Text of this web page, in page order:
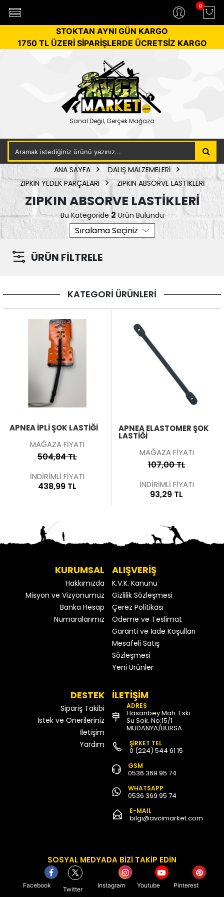
0
STOKTAN AYNI GÜN KARGO
1750 TL ÜZERİ SİPARİŞLERDE ÜCRETSİZ KARGO
Sanal Değil, Gerçek Mağaza
ANA SAYFA
DALIŞ MALZEMELERİ
ZIPKIN YEDEK PARÇALARI
ZIPKIN ABSORVE LASTİKLERİ
ZIPKIN ABSORVE LASTİKLERİ
Bu Kategoride 2Ürün Bulundu
ÜRÜN FİLTRELE
KATEGORİ ÜRÜNLERİ
APNEA İPLİ ŞOK LASTİĞİ
MAĞAZA FİYATI
504,84 TL
İNDİRİMLİ FİYATI
438,99 TL
APNEA ELASTOMER ŞOK
LASTİĞİ
MAĞAZA FİYATI
107,00 TL
İNDİRİMLİ FİYATI
93,29 TL
KURUMSAL
Hakkımızda
Misyon ve Vizyonumuz
Banka Hesap
Numaralarımız
ALIŞVERİŞ
K.V.K. Kanunu
Gizlilik Sözleşmesi
Çerez Politikası
Ödeme ve Teslimat
Garanti ve İade Koşulları
Mesafeli Satış
Sözleşmesi
Yeni Ürünler
DESTEK
Sipariş Takibi
İstek ve Önerileriniz
İletişim
Yardım
İLETİŞİM
ADRES
Hasanbey Mah. Eski
Su Sok. No:15/1
MUDANYA/BURSA
ŞİRKET TEL
0 (224) 544 61 15
GSM
0536 369 95 74
WHATSAPP
0536 369 95 74
E-MAIL
bilgi@avcimarket.com
SOSYAL MEDYADA BİZİ TAKİP EDİN
Facebook
Twitter
Instagram Youtube Pinterest